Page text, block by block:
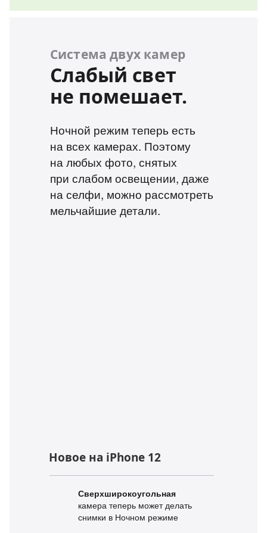
Система двух камер
Слабый свет
не помешает.
Ночной режим теперь есть
на всех камерах. Поэтому
на любых фото, снятых
при слабом освещении, даже
на селфи, можно рассмотреть
мельчайшие детали.
Новое на iPhone 12
Сверхширокоугольная
камера теперь может делать
снимки в Ночном режиме